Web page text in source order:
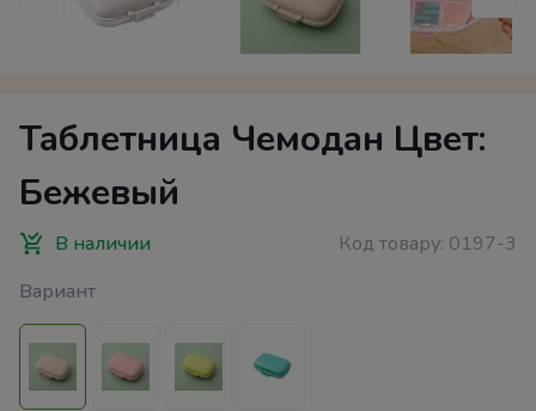
Таблетница Чемодан Цвет:
Бежевый
В наличии Код товару: 0197-3
Вариант